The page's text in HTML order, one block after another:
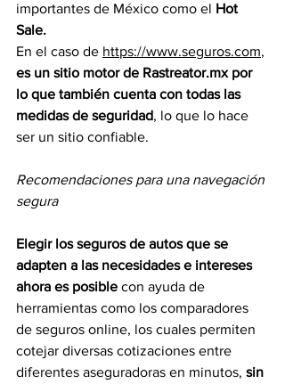
importantes de México como el Hot
Sale.
En el caso de https://www.seguros.com,
es un sitio motor de Rastreator.mx por
lo que también cuenta con todas las
medidas de seguridad, lo que lo hace
ser un sitio confiable.
Recomendaciones para una navegación
segura
Elegir los seguros de autos que se
adapten a las necesidades e intereses
ahora es posible con ayuda de
herramientas como los comparadores
de seguros online, los cuales permiten
cotejar diversas cotizaciones entre
diferentes aseguradoras en minutos, sin